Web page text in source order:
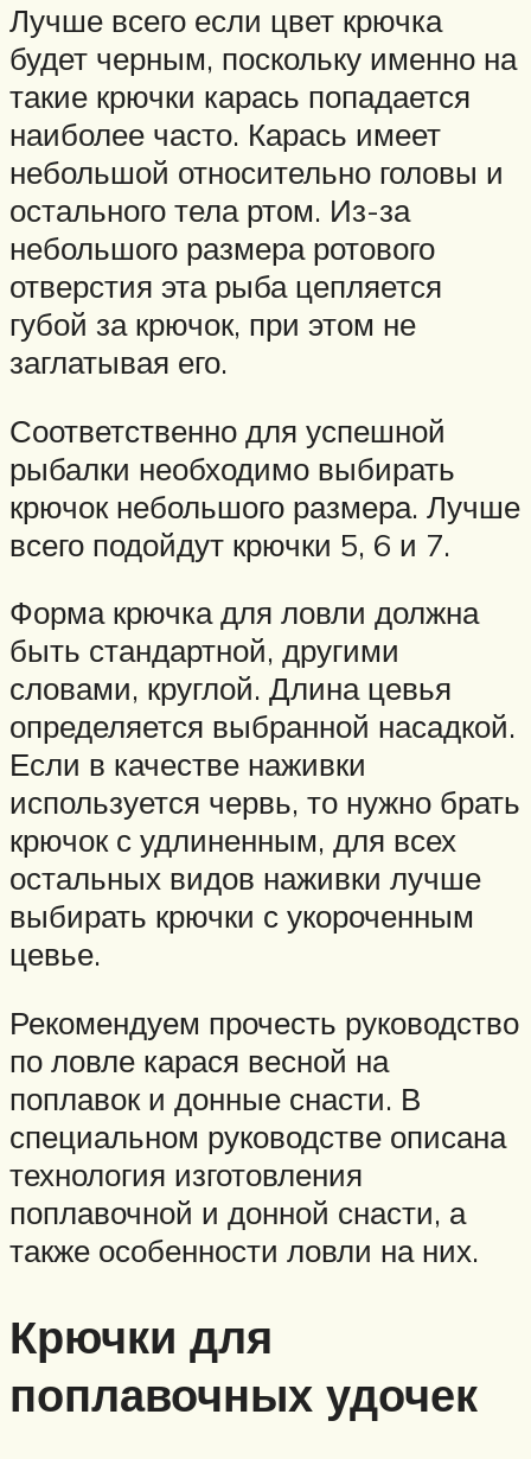
Лучше всего если цвет крючка
будет черным, поскольку именно на
такие крючки карась попадается
наиболее часто. Карась имеет
небольшой относительно головы и
остального тела ртом. Из-за
небольшого размера ротового
отверстия эта рыба цепляется
губой за крючок, при этом не
заглатывая его.
Соответственно для успешной
рыбалки необходимо выбирать
крючок небольшого размера. Лучше
всего подойдут крючки 5, 6 и 7.
Форма крючка для ловли должна
быть стандартной, другими
словами, круглой. Длина цевья
определяется выбранной насадкой.
Если в качестве наживки
используется червь, то нужно брать
крючок с удлиненным, для всех
остальных видов наживки лучше
выбирать крючки с укороченным
цевье.
Рекомендуем прочесть руководство
по ловле карася весной на
поплавок и донные снасти. В
специальном руководстве описана
технология изготовления
поплавочной и донной снасти, а
также особенности ловли на них.
Крючки для
поплавочных удочек